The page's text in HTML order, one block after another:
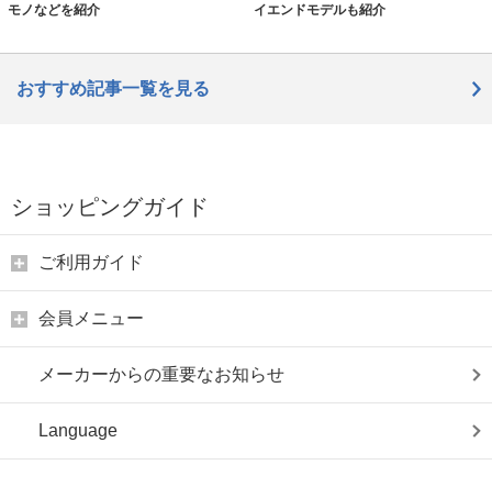
モノなどを紹介
イエンドモデルも紹介
おすすめ記事一覧を見る
ショッピングガイド
ご利用ガイド
会員メニュー
メーカーからの重要なお知らせ
Language